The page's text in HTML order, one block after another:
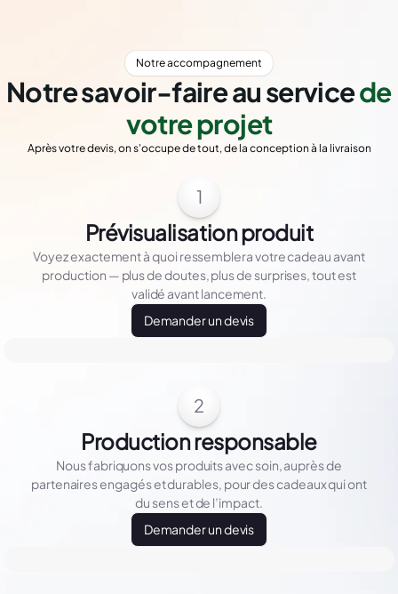
Notre accompagnement
Notre savoir-faire au servicede
votre projet
Après votre devis, on s'occupe de tout, de la conception à la livraison
1
Prévisualisation produit
Voyez exactement à quoi ressemblera votre cadeau avant
production — plus de doutes, plus de surprises, tout est
validé avant lancement.
Demander un devis
2
Production responsable
Nous fabriquons vos produits avec soin, auprès de
partenaires engagés et durables, pour des cadeaux qui ont
du sens et de l’impact.
Demander un devis